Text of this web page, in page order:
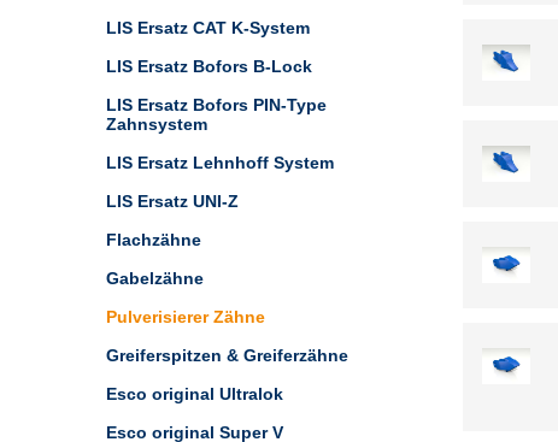
LIS Ersatz CAT K-System
LIS Ersatz Bofors B-Lock
LIS Ersatz Bofors PIN-Type
Zahnsystem
LIS Ersatz Lehnhoff System
LIS Ersatz UNI-Z
Flachzähne
Gabelzähne
Pulverisierer Zähne
Greiferspitzen & Greiferzähne
Esco original Ultralok
Esco original Super V